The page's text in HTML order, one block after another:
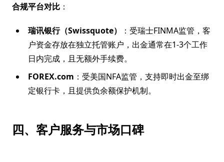
合规平台对比 ：
瑞讯银行（Swissquote）
：受瑞士FINMA监管，客
户资金存放在独立托管账户，出金通常在1-3个工作
日内完成，且无额外手续费。
FOREX.com ：受美国NFA监管，支持即时出金至绑
定银行卡，且提供负余额保护机制。
四、客户服务与市场口碑